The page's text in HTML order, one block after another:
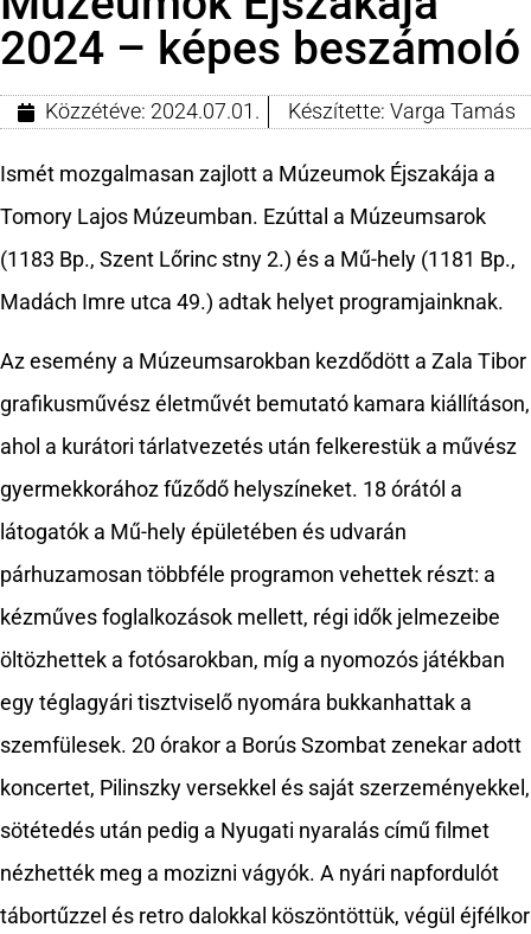
2024 – képes beszámoló
Közzétéve: 2024.07.01. Készítette: Varga Tamás
Ismét mozgalmasan zajlott a Múzeumok Éjszakája a
Tomory Lajos Múzeumban. Ezúttal a Múzeumsarok
(1183 Bp., Szent Lőrinc stny 2.) és a Mű-hely (1181 Bp.,
Madách Imre utca 49.) adtak helyet programjainknak.
Az esemény a Múzeumsarokban kezdődött a Zala Tibor
grafikusművész életművét bemutató kamara kiállításon,
ahol a kurátori tárlatvezetés után felkerestük a művész
gyermekkorához fűződő helyszíneket. 18 órától a
látogatók a Mű-hely épületében és udvarán
párhuzamosan többféle programon vehettek részt: a
kézműves foglalkozások mellett, régi idők jelmezeibe
öltözhettek a fotósarokban, míg a nyomozós játékban
egy téglagyári tisztviselő nyomára bukkanhattak a
szemfülesek. 20 órakor a Borús Szombat zenekar adott
koncertet, Pilinszky versekkel és saját szerzeményekkel,
sötétedés után pedig a Nyugati nyaralás című filmet
nézhették meg a mozizni vágyók. A nyári napfordulót
tábortűzzel és retro dalokkal köszöntöttük, végül éjfélkor